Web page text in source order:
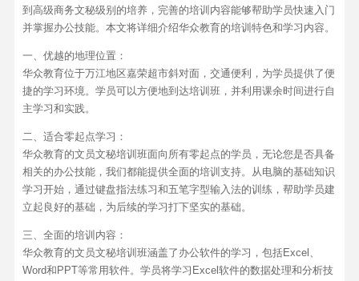
到高级商务文秘级别的培养，完善的培训内容能够帮助学员快速入门
并掌握办公技能。本文将详细介绍华众教育的培训特色和学习内容。
一、优越的地理位置：
华众教育位于万江地区嘉荣超市斜对面，交通便利，为学员提供了便
捷的学习环境。学员可以方便地到达培训班，并利用课余时间进行自
主学习和实践。
二、适合零起点学习：
华众教育的文员文秘培训班面向所有零起点的学员，无论您是否具备
相关的办公技能，我们都能提供全面的培训支持。从电脑的基础知识
学习开始，通过键盘指法练习和五笔字型输入法的训练，帮助学员建
立起良好的基础，为后续的学习打下坚实的基础。
三、全面的培训内容：
华众教育的文员文秘培训班涵盖了办公软件的学习，包括Excel、
Word和PPT等常用软件。学员将学习Excel软件的数据处理和分析技